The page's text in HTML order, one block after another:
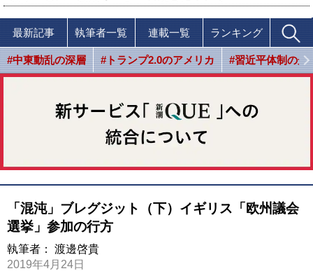
最新記事 執筆者一覧 連載一覧 ランキング
#中東動乱の深層 #トランプ2.0のアメリカ #習近平体制の光
「混沌」ブレグジット（下）イギリス「欧州議会
選挙」参加の行方
執筆者： 渡邊啓貴
2019年4月24日